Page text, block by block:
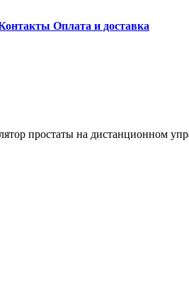
Оплата и доставка
простаты на дистанционном